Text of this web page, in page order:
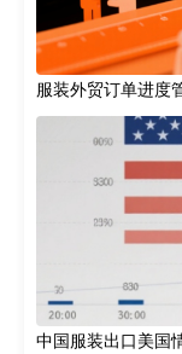
服装外贸订单进度
中国服装出口美国